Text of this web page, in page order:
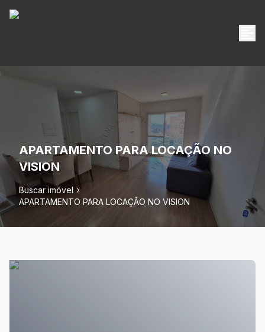
APARTAMENTO PARA LOCAÇÃO NO
VISION
Buscar imóvel
APARTAMENTO PARA LOCAÇÃO NO VISION